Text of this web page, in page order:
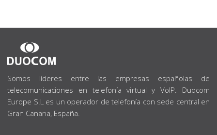
SOBRE
NOSOTROS
Somos líderes entre las empresas españolas de
telecomunicaciones en telefonía virtual y VoIP. Duocom
Europe S.L es un operador de telefonía con sede central en
Gran Canaria, España.